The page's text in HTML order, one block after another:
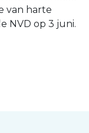
van harte
NVD op 3 juni.